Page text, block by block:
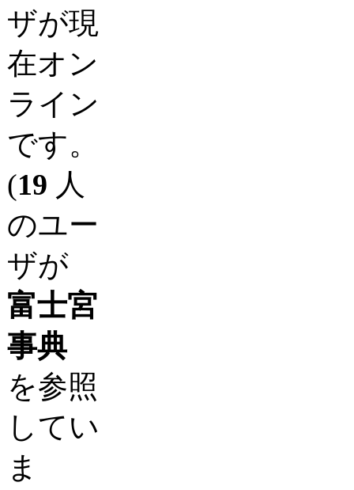
ザが現
在オン
ライン
です。
(19 人
のユー
ザが
富士宮
事典
を参照
してい
ま